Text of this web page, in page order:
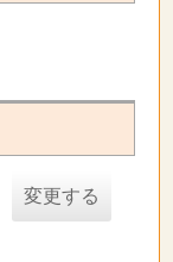
変更する